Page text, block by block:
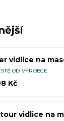
vidlice na
OD VÝROBCE
Kč
vidlice na